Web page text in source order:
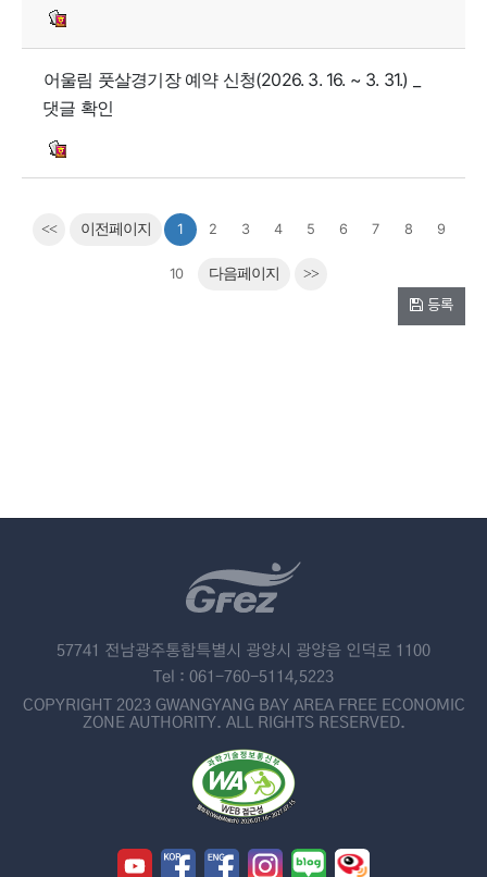
어울림 풋살경기장 예약 신청(2026. 3. 16. ~ 3. 31.) _
댓글 확인
<< 이전페이지 1 2 3 4 5 6 7 8 9
10 다음페이지 >>
등록
57741 전남광주통합특별시 광양시 광양읍 인덕로 1100
Tel : 061-760-5114,5223
COPYRIGHT 2023 GWANGYANG BAY AREA FREE ECONOMIC
ZONE AUTHORITY. ALL RIGHTS RESERVED.